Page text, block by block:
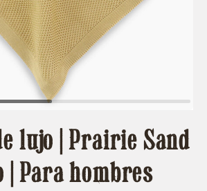
lujo | Prairie Sand
| Para hombres